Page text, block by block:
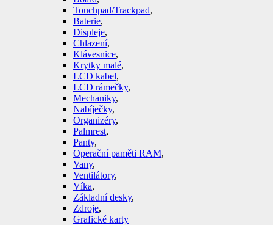
Touchpad/Trackpad,
Baterie,
Displeje,
Chlazení,
Klávesnice,
Krytky malé,
LCD kabel,
LCD rámečky,
Mechaniky,
Nabíječky,
Organizéry,
Palmrest,
Panty,
Operační paměti RAM,
Vany,
Ventilátory,
Víka,
Základní desky,
Zdroje,
Grafické karty